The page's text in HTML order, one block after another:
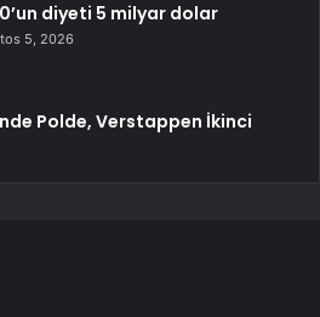
diyeti 5 milyar dolar
5, 2026
Polde, Verstappen İkinci